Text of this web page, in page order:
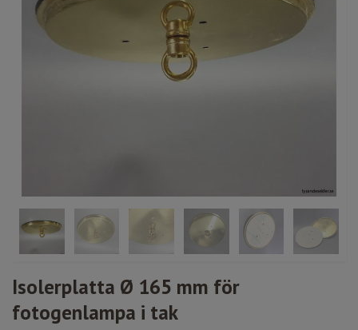
Isolerplatta Ø 165 mm för
fotogenlampa i tak